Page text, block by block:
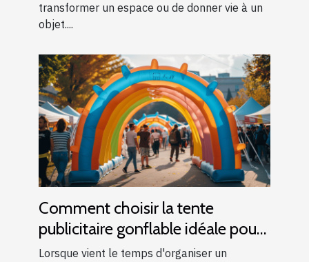
transformer un espace ou de donner vie à un
objet....
Comment choisir la tente
publicitaire gonflable idéale pour
vos événements
Lorsque vient le temps d'organiser un